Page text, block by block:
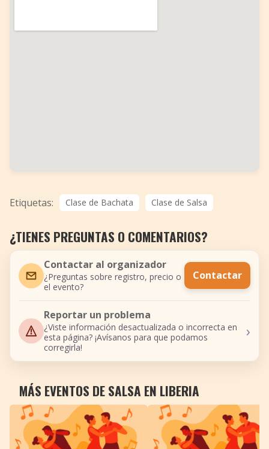
Etiquetas: Clase de Bachata Clase de Salsa
¿TIENES PREGUNTAS O COMENTARIOS?
Contactar al organizador
¿Preguntas sobre registro, precio o
el evento?
Contactar
Reportar un problema
¿Viste información desactualizada o incorrecta en
esta página? ¡Avísanos para que podamos
corregirla!
›
MÁS EVENTOS DE SALSA EN LIBERIA